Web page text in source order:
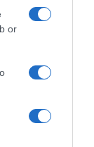
or
valamiért
Fanni
7 éve
mindent
írni csak
a
nekem is”.